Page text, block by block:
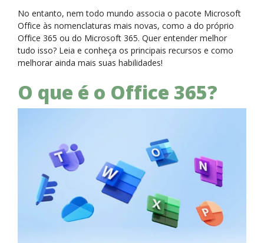
No entanto, nem todo mundo associa o pacote Microsoft
Office às nomenclaturas mais novas, como a do próprio
Office 365 ou do Microsoft 365. Quer entender melhor
tudo isso? Leia e conheça os principais recursos e como
melhorar ainda mais suas habilidades!
O que é o Office 365?